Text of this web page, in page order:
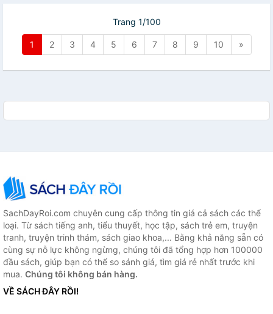
Trang 1/100
1 2 3 4 5 6 7 8 9 10 »
SachDayRoi.com chuyên cung cấp thông tin giá cả sách các thể
loại. Từ sách tiếng anh, tiểu thuyết, học tập, sách trẻ em, truyện
tranh, truyện trinh thám, sách giao khoa,... Bằng khả năng sẵn có
cùng sự nỗ lực không ngừng, chúng tôi đã tổng hợp hơn 100000
đầu sách, giúp bạn có thể so sánh giá, tìm giá rẻ nhất trước khi
mua. Chúng tôi không bán hàng.
VỀ SÁCH ĐÂY RỒI!